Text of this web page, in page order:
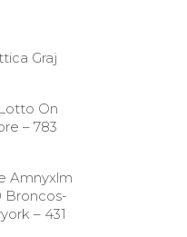
Graj
On
– 783
Amnyxlm
Broncos-
– 431